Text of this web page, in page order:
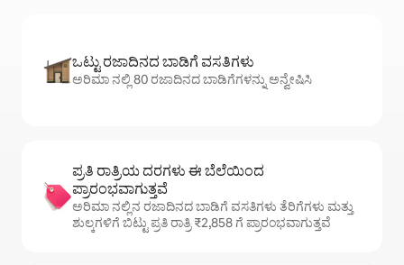
ಒಟ್ಟು ರಜಾದಿನದ ಬಾಡಿಗೆ ವಸತಿಗಳು
ಅರಿಮಾ ನಲ್ಲಿ 80 ರಜಾದಿನದ ಬಾಡಿಗೆಗಳನ್ನು ಅನ್ವೇಷಿಸಿ
ಪ್ರತಿ ರಾತ್ರಿಯ ದರಗಳು ಈ ಬೆಲೆಯಿಂದ
ಪ್ರಾರಂಭವಾಗುತ್ತವೆ
ಅರಿಮಾ ನಲ್ಲಿನ ರಜಾದಿನದ ಬಾಡಿಗೆ ವಸತಿಗಳು ತೆರಿಗೆಗಳು ಮತ್ತು
ಶುಲ್ಕಗಳಿಗೆ ಬಿಟ್ಟು ಪ್ರತಿ ರಾತ್ರಿ ₹2,858 ಗೆ ಪ್ರಾರಂಭವಾಗುತ್ತವೆ